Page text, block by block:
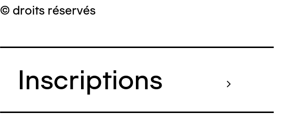
© droits réservés
Inscriptions